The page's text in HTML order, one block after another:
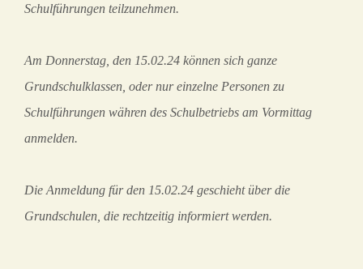
Schulführungen teilzunehmen.
Am Donnerstag, den 15.02.24 können sich ganze
Grundschulklassen, oder nur einzelne Personen zu
Schulführungen währen des Schulbetriebs am Vormittag
anmelden.
Die Anmeldung für den 15.02.24 geschieht über die
Grundschulen, die rechtzeitig informiert werden.